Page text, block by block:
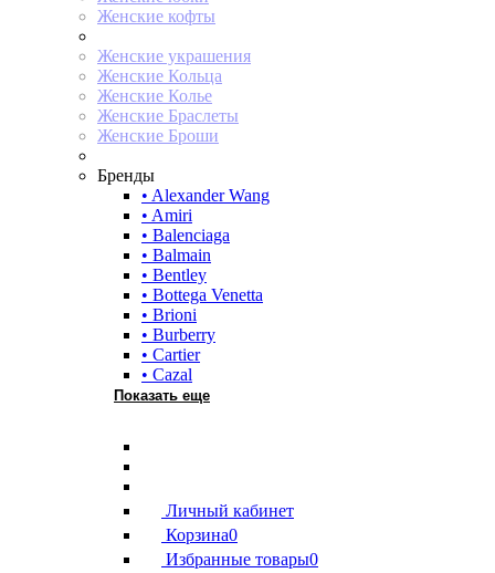
Женские кофты
Женские украшения
Женские Кольца
Женские Колье
Женские Браслеты
Женские Броши
Бренды
• Alexander Wang
• Amiri
• Balenciaga
• Balmain
• Bentley
• Bottega Venetta
• Brioni
• Burberry
• Cartier
• Cazal
Показать еще
Личный кабинет
Корзина0
Избранные товары0